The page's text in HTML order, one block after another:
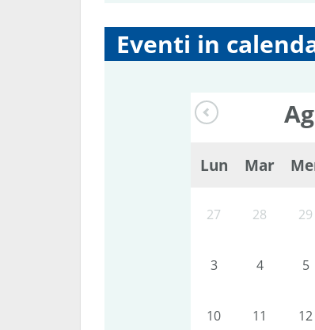
Eventi in
Lun Mar
27 28 29
3 4 5
10 11 12